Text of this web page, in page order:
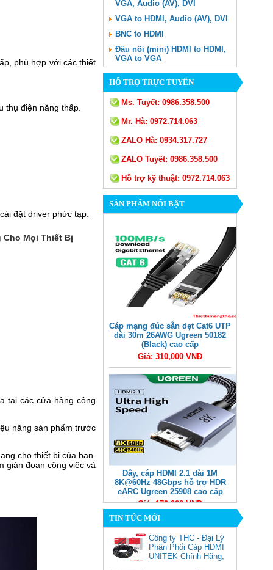
phù hợp với các thiết
thụ điện năng thấp.
đặt driver phức tạp.
Cho Mọi Thiết Bị
tại các cửa hàng công
năng sản phẩm trước
cho thiết bị của bạn.
gián đoạn công việc và
VGA, Audio (AV), DVI
VGA to HDMI, Audio (AV), DVI
BNC to HDMI
Đầu nối (mini) HDMI to HDMI,
VGA to VGA
HỖ TRỢ TRỰC TUYẾN
Ms. Tuyết: 0986.358.500
Mr. Hà: 0972.714.063
ZALO Hà: 0934.317.727
ZALO Tuyết: 0986.358.500
Hỗ trợ kỹ thuật: 0972.714.063
SẢN PHẨM NỔI BẬT
Cáp mạng đúc sẵn dẹt Cat6 UTP
dài 30m 26AWG Ugreen 50182
(Black) cao cấp
Giá: 310,000 VNĐ
Dây, cáp HDMI 2.1 dài 1M
8K@60Hz 48Gbps hỗ trợ HDR
eARC Ugreen 25908 cao cấp
Giá: 170,000 VNĐ
TIN TỨC MỚI
Công ty THC - Đại Lý
Phân Phối Cáp HDMI
UNITEK Chính Hãng,